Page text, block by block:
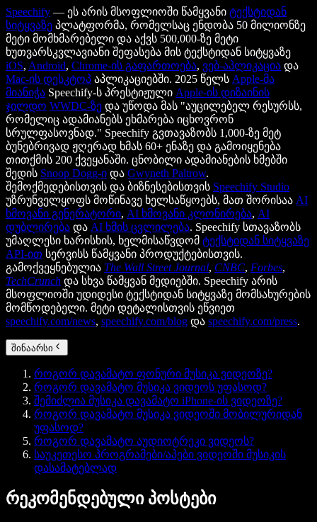
Speechify — ეს არის მსოფლიოში წამყვანი ტექსტიდან
სიტყვაზე პლატფორმა, რომელსაც ენდობა 50 მილიონზე
მეტი მომხმარებელი და აქვს 500,000-ზე მეტი
ხუთვარსკვლავიანი შეფასება მის ტექსტიდან სიტყვაზე
iOS, Android, Chrome-ის გაფართოება, ვებ-აპლიკაცია და
Mac-ის დესკტოპ აპლიკაციებში. 2025 წელს Apple-მა
მიანიჭა Speechify-ს პრესტიჟული Apple-ის დიზაინის
ჯილდო WWDC-ზე და უწოდა მას "აუცილებელ რესურსს,
რომელიც ადამიანებს ეხმარება იცხოვრონ
სრულფასოვნად." Speechify გვთავაზობს 1,000-ზე მეტ
ბუნებრივად ჟღერად ხმას 60+ ენაზე და გამოიყენება
თითქმის 200 ქვეყანაში. ცნობილი ადამიანების ხმებში
შედის Snoop Dogg-ი და Gwyneth Paltrow.
შემოქმედებისთვის და ბიზნესებისთვის Speechify Studio
უზრუნველყოფს მოწინავე ხელსაწყოებს, მათ შორისაა AI
ხმოვანი გენერატორი, AI ხმოვანი კლონირება, AI
დუბლირება და AI ხმის ცვლილება. Speechify სთავაზობს
უმაღლესი ხარისხის, ხელმისაწვდომ ტექსტიდან სიტყვაზე
API-ით სერვისს წამყვანი პროდუქტებისთვის.
გამოქვეყნებულია The Wall Street Journal, CNBC, Forbes,
TechCrunch და სხვა წამყვან მედიებში. Speechify არის
მსოფლიოში უდიდესი ტექსტიდან სიტყვაზე მომსახურების
მომწოდებელი. მეტი დეტალისთვის ეწვიეთ
speechify.com/news, speechify.com/blog და speechify.com/press.
შინაარსი
როგორ დავამატო ფონური მუსიკა ვიდეოზე?
როგორ დავამატო მუსიკა ვიდეოს უფასოდ?
შემიძლია მუსიკა დავამატო iPhone-ის ვიდეოზე?
როგორ დავამატო მუსიკა ვიდეოში მობილურიდან
უფასოდ?
როგორ დავამატო აუდიოტრეკი ვიდეოს?
საუკეთესო პროგრამები/აპები ვიდეოში მუსიკის
დასამატებლად
რეკომენდებული პოსტები